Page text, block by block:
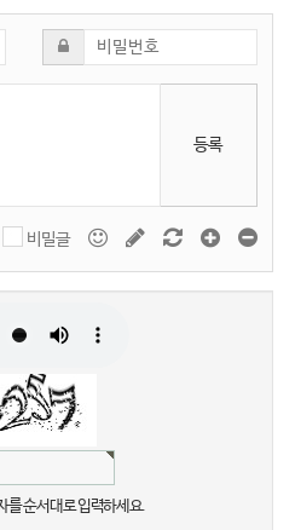
등록
비밀글
를 순서대로 입력하세요.